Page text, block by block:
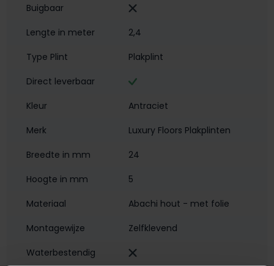
Buigbaar
Lengte in meter
2,4
Type Plint
Plakplint
Direct leverbaar
Kleur
Antraciet
Merk
Luxury Floors Plakplinten
Breedte in mm
24
Hoogte in mm
5
Materiaal
Abachi hout - met folie
Montagewijze
Zelfklevend
Waterbestendig‎